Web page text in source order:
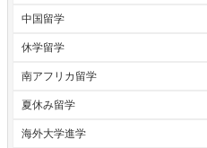
中国留学
休学留学
南アフリカ留学
夏休み留学
海外大学進学